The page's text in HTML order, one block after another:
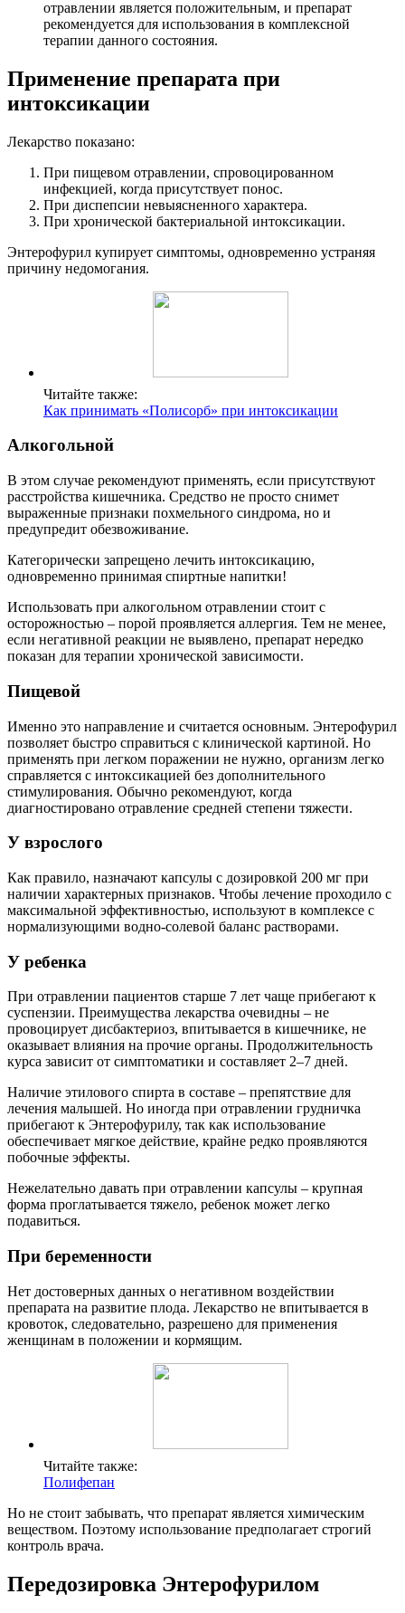
отравлении является положительным, и препарат
рекомендуется для использования в комплексной
терапии данного состояния.
Применение препарата при
интоксикации
Лекарство показано:
При пищевом отравлении, спровоцированном
инфекцией, когда присутствует понос.
При диспепсии невыясненного характера.
При хронической бактериальной интоксикации.
Энтерофурил купирует симптомы, одновременно устраняя
причину недомогания.
Читайте также:
Как принимать «Полисорб» при интоксикации
Алкогольной
В этом случае рекомендуют применять, если присутствуют
расстройства кишечника. Средство не просто снимет
выраженные признаки похмельного синдрома, но и
предупредит обезвоживание.
Категорически запрещено лечить интоксикацию,
одновременно принимая спиртные напитки!
Использовать при алкогольном отравлении стоит с
осторожностью – порой проявляется аллергия. Тем не менее,
если негативной реакции не выявлено, препарат нередко
показан для терапии хронической зависимости.
Пищевой
Именно это направление и считается основным. Энтерофурил
позволяет быстро справиться с клинической картиной. Но
применять при легком поражении не нужно, организм легко
справляется с интоксикацией без дополнительного
стимулирования. Обычно рекомендуют, когда
диагностировано отравление средней степени тяжести.
У взрослого
Как правило, назначают капсулы с дозировкой 200 мг при
наличии характерных признаков. Чтобы лечение проходило с
максимальной эффективностью, используют в комплексе с
нормализующими водно-солевой баланс растворами.
У ребенка
При отравлении пациентов старше 7 лет чаще прибегают к
суспензии. Преимущества лекарства очевидны – не
провоцирует дисбактериоз, впитывается в кишечнике, не
оказывает влияния на прочие органы. Продолжительность
курса зависит от симптоматики и составляет 2–7 дней.
Наличие этилового спирта в составе – препятствие для
лечения малышей. Но иногда при отравлении грудничка
прибегают к Энтерофурилу, так как использование
обеспечивает мягкое действие, крайне редко проявляются
побочные эффекты.
Нежелательно давать при отравлении капсулы – крупная
форма проглатывается тяжело, ребенок может легко
подавиться.
При беременности
Нет достоверных данных о негативном воздействии
препарата на развитие плода. Лекарство не впитывается в
кровоток, следовательно, разрешено для применения
женщинам в положении и кормящим.
Читайте также:
Полифепан
Но не стоит забывать, что препарат является химическим
веществом. Поэтому использование предполагает строгий
контроль врача.
Передозировка Энтерофурилом